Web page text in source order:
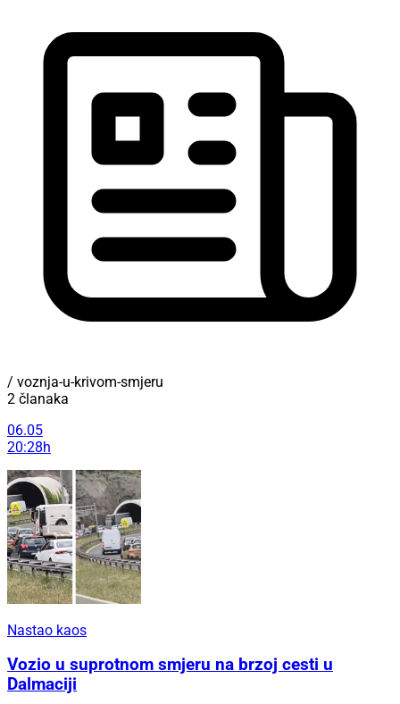
/ voznja-u-krivom-smjeru
2 članaka
06.05
20:28h
Nastao kaos
Vozio u suprotnom smjeru na brzoj cesti u
Dalmaciji